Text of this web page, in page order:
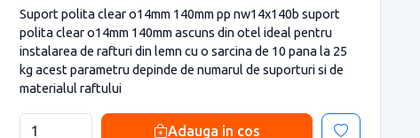
Suport polita clear o14mm 140mm pp nw14x140b suport
polita clear o14mm 140mm ascuns din otel ideal pentru
instalarea de rafturi din lemn cu o sarcina de 10 pana la 25
kg acest parametru depinde de numarul de suporturi si de
materialul raftului
Adauga in cos